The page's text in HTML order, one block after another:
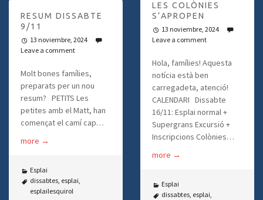
LES COLÒNIES
S’APROPEN
13 noviembre, 2024
Leave a comment
Hola, famílies! Aquesta
notícia està ben
carregadeta, atenció!
CALENDARI Dissabte
16/11: Esplai normal +
Supergrans Excursió +
Inscripcions Colònies…
more →
Esplai
dissabtes, esplai,
RESUM DISSABTE
9/11
13 noviembre, 2024
Leave a comment
Molt bones famílies,
preparats per un nou
resum? PETITS Les
petites amb el Matt, han
començat el camí cap…
more →
Esplai
dissabtes, esplai,
esplailesquirol